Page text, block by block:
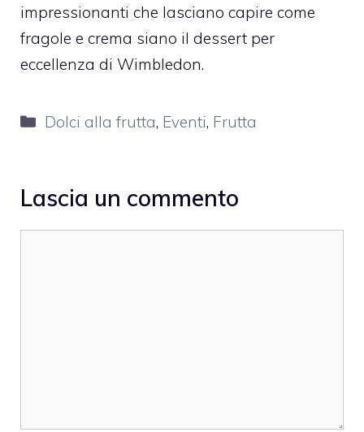
impressionanti che lasciano capire come
fragole e crema siano il dessert per
eccellenza di Wimbledon.
Categorie
Dolci alla frutta, Eventi, Frutta
Lascia un commento